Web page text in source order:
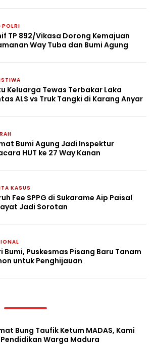
TP 892/Vikasa Dorong Kemajuan
Way Tuba dan Bumi Agung
Keluarga Tewas Terbakar Laka
ALS vs Truk Tangki di Karang Anyar
Bumi Agung Jadi Inspektur
HUT ke 27 Way Kanan
KASUS
Fee SPPG di Sukarame Aip Paisal
Jadi Sorotan
Bumi, Puskesmas Pisang Baru Tanam
untuk Penghijauan
Bung Taufik Ketum MADAS, Kami
Warga Madura